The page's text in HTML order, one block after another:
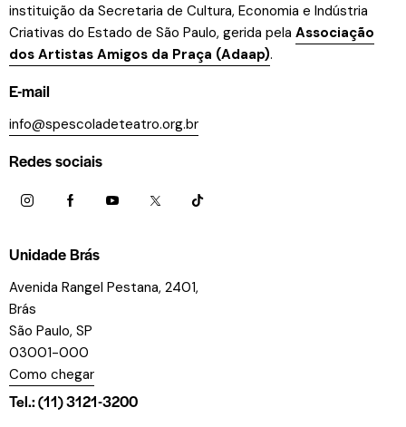
instituição da Secretaria de Cultura, Economia e Indústria
Criativas do Estado de São Paulo, gerida pela Associação
dos Artistas Amigos da Praça (Adaap).
E-mail
info@spescoladeteatro.org.br
Redes sociais
Unidade Brás
Avenida Rangel Pestana, 2401,
Brás
São Paulo, SP
03001-000
Como chegar
Tel.: (11) 3121-3200